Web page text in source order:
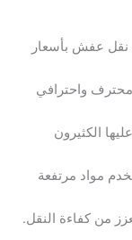
نقل عفش بأسعار
واحترافي
الكثيرون
مواد مرتفعة
من كفاءة النقل.